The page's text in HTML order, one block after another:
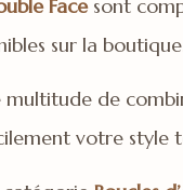
Facesont
sur la
de
votre style